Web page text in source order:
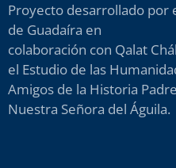
Proyecto desarrollado por
de Guadaíra en
colaboración con Qalat
el Estudio de las
Amigos de la Historia
Nuestra Señora del Águila.